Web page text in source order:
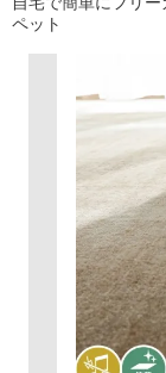
ペット